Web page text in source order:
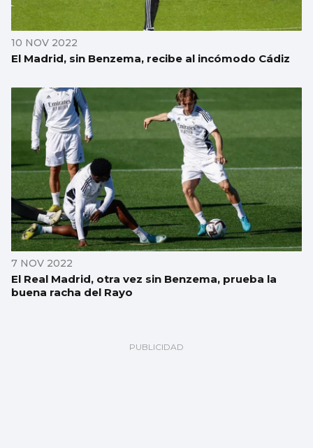
10 NOV 2022
El Madrid, sin Benzema, recibe al incómodo Cádiz
7 NOV 2022
El Real Madrid, otra vez sin Benzema, prueba la
buena racha del Rayo